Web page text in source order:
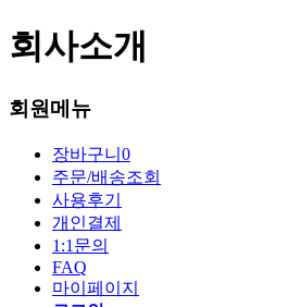
회사소개
회원메뉴
장바구니 0
주문/배송조회
사용후기
개인결제
1:1문의
FAQ
마이페이지